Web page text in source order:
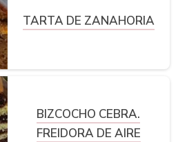
TARTA DE ZANAHORIA
BIZCOCHO CEBRA.
FREIDORA DE AIRE